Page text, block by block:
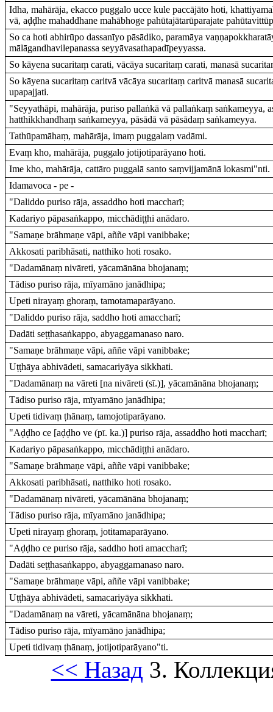
Idha, mahārāja, ekacco puggalo ucce kule paccājāto hoti,
vā, aḍḍhe mahaddhane mahābhoge pahūtajātarūparajate
So ca hoti abhirūpo dassanīyo pāsādiko, paramāya
mālāgandhavilepanassa seyyāvasathapadīpeyyassa.
So kāyena sucaritaṃ carati, vācāya sucaritaṃ carati, manasā
So kāyena sucaritaṃ caritvā vācāya sucaritaṃ caritvā manasā
upapajjati.
"Seyyathāpi, mahārāja, puriso pallaṅkā vā pallaṅkaṃ saṅkameyya,
hatthikkhandhaṃ saṅkameyya, pāsādā vā pāsādaṃ saṅkameyya.
Tathūpamāhaṃ, mahārāja, imaṃ puggalaṃ vadāmi.
Evaṃ kho, mahārāja, puggalo jotijotiparāyano hoti.
Ime kho, mahārāja, cattāro puggalā santo saṃvijjamānā lokasmi"nti.
Idamavoca - pe -
"Daliddo puriso rāja, assaddho hoti maccharī;
Kadariyo pāpasaṅkappo, micchādiṭṭhi anādaro.
"Samaṇe brāhmaṇe vāpi, aññe vāpi vanibbake;
Akkosati paribhāsati, natthiko hoti rosako.
"Dadamānaṃ nivāreti, yācamānāna bhojanaṃ;
Tādiso puriso rāja, mīyamāno janādhipa;
Upeti nirayaṃ ghoraṃ, tamotamaparāyano.
"Daliddo puriso rāja, saddho hoti amaccharī;
Dadāti seṭṭhasaṅkappo, abyaggamanaso naro.
"Samaṇe brāhmaṇe vāpi, aññe vāpi vanibbake;
Uṭṭhāya abhivādeti, samacariyāya sikkhati.
"Dadamānaṃ na vāreti [na nivāreti (sī.)], yācamānāna bhojanaṃ;
Tādiso puriso rāja, mīyamāno janādhipa;
Upeti tidivaṃ ṭhānaṃ, tamojotiparāyano.
"Aḍḍho ce [aḍḍho ve (pī. ka.)] puriso rāja, assaddho hoti maccharī;
Kadariyo pāpasaṅkappo, micchādiṭṭhi anādaro.
"Samaṇe brāhmaṇe vāpi, aññe vāpi vanibbake;
Akkosati paribhāsati, natthiko hoti rosako.
"Dadamānaṃ nivāreti, yācamānāna bhojanaṃ;
Tādiso puriso rāja, mīyamāno janādhipa;
Upeti nirayaṃ ghoraṃ, jotitamaparāyano.
"Aḍḍho ce puriso rāja, saddho hoti amaccharī;
Dadāti seṭṭhasaṅkappo, abyaggamanaso naro.
"Samaṇe brāhmaṇe vāpi, aññe vāpi vanibbake;
Uṭṭhāya abhivādeti, samacariyāya sikkhati.
"Dadamānaṃ na vāreti, yācamānāna bhojanaṃ;
Tādiso puriso rāja, mīyamāno janādhipa;
Upeti tidivaṃ ṭhānaṃ, jotijotiparāyano"ti.
<< Назад 3.